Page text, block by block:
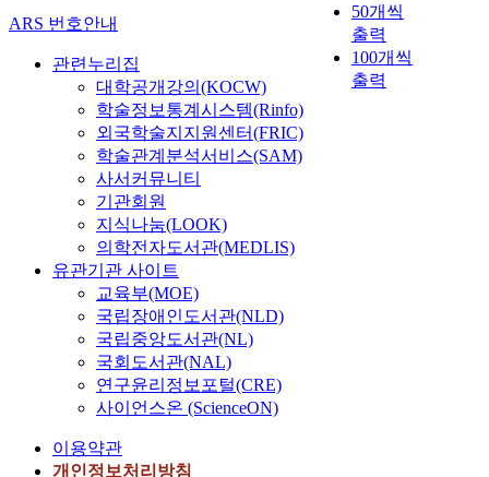
50개씩
출력
100개씩
출력
ARS 번호안내
관련누리집
대학공개강의(KOCW)
학술정보통계시스템(Rinfo)
외국학술지지원센터(FRIC)
학술관계분석서비스(SAM)
사서커뮤니티
기관회원
지식나눔(LOOK)
의학전자도서관(MEDLIS)
유관기관 사이트
교육부(MOE)
국립장애인도서관(NLD)
국립중앙도서관(NL)
국회도서관(NAL)
연구윤리정보포털(CRE)
사이언스온 (ScienceON)
이용약관
개인정보처리방침